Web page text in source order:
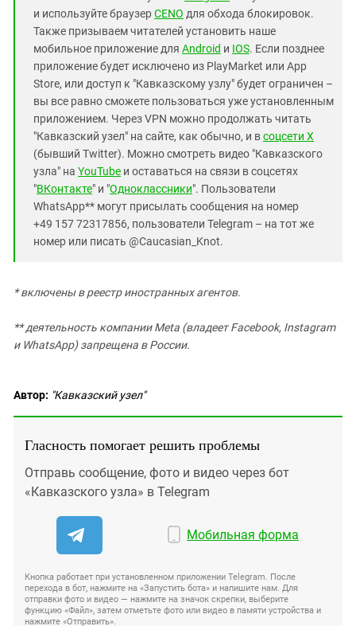
и используйте браузерCENO для обхода блокировок.
Также призываем читателей установить наше
мобильное приложение для Android и IOS. Если позднее
приложение будет исключено из PlayMarket или App
Store, или доступ к "Кавказскому узлу" будет ограничен –
вы все равно сможете пользоваться уже установленным
приложением. Через VPN можно продолжать читать
"Кавказский узел" на сайте, как обычно, и всоцсети X
(бывший Twitter). Можно смотреть видео "Кавказского
узла" на YouTube и оставаться на связи в соцсетях
"ВКонтакте" и "Одноклассники". Пользователи
WhatsApp** могут присылать сообщения на номер
+49 157 72317856, пользователи Telegram – на тот же
номер или писать @Caucasian_Knot.
* включены в реестр иностранных агентов.
** деятельность компании Meta (владеет Facebook, Instagram
и WhatsApp) запрещена в России.
Автор: "Кавказский узел"
Гласность помогает решить проблемы
Отправь сообщение, фото и видео через бот
«Кавказского узла» в Telegram
Мобильная форма
Кнопка работает при установленном приложении Telegram. После
перехода в бот, нажмите на «Запустить бота» и напишите нам. Для
отправки фото и видео — нажмите на значок скрепки, выберите
функцию «Файл», затем отметьте фото или видео в памяти устройства и
нажмите «Отправить».